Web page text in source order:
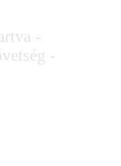
-
-